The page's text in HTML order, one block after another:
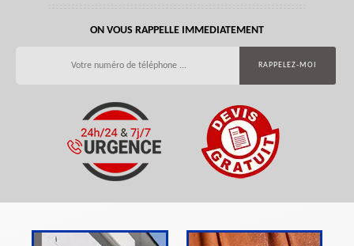
ON VOUS RAPPELLE IMMEDIATEMENT